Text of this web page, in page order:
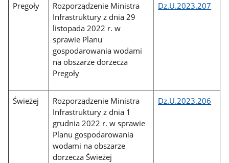
Pregoły
Rozporządzenie Ministra
Infrastruktury z dnia 29
listopada 2022 r. w
sprawie Planu
gospodarowania wodami
na obszarze dorzecza
Pregoły
Dz.U.2023.207
Świeżej
Rozporządzenie Ministra
Infrastruktury z dnia 1
grudnia 2022 r. w sprawie
Planu gospodarowania
wodami na obszarze
dorzecza Świeżej
Dz.U.2023.206